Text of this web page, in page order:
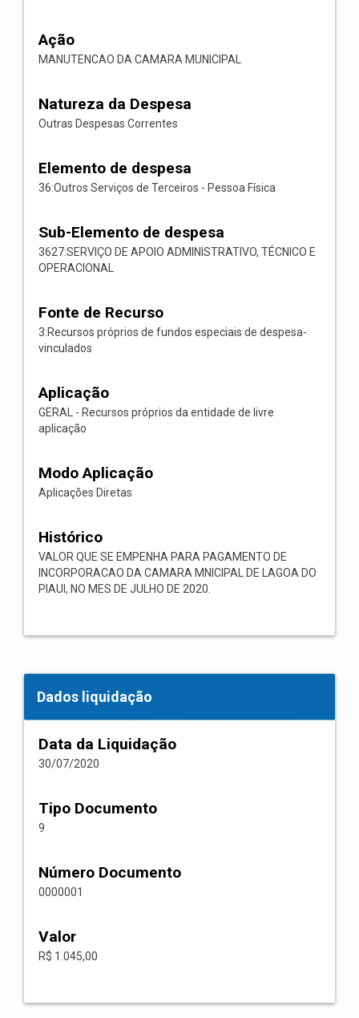
Ação
MANUTENCAO DA CAMARA MUNICIPAL
Natureza da Despesa
Outras Despesas Correntes
Elemento de despesa
36:Outros Serviços de Terceiros - Pessoa Física
Sub-Elemento de despesa
3627:SERVIÇO DE APOIO ADMINISTRATIVO, TÉCNICO E
OPERACIONAL
Fonte de Recurso
3:Recursos próprios de fundos especiais de despesa-
vinculados
Aplicação
GERAL - Recursos próprios da entidade de livre
aplicação
Modo Aplicação
Aplicações Diretas
Histórico
VALOR QUE SE EMPENHA PARA PAGAMENTO DE
INCORPORACAO DA CAMARA MNICIPAL DE LAGOA DO
PIAUI, NO MES DE JULHO DE 2020.
Dados liquidação
Data da Liquidação
30/07/2020
Tipo Documento
9
Número Documento
0000001
Valor
R$ 1.045,00